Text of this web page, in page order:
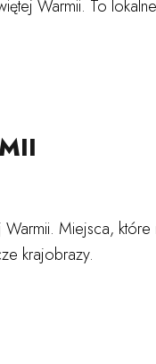
Warmii. To
Miejsca,
krajobrazy.